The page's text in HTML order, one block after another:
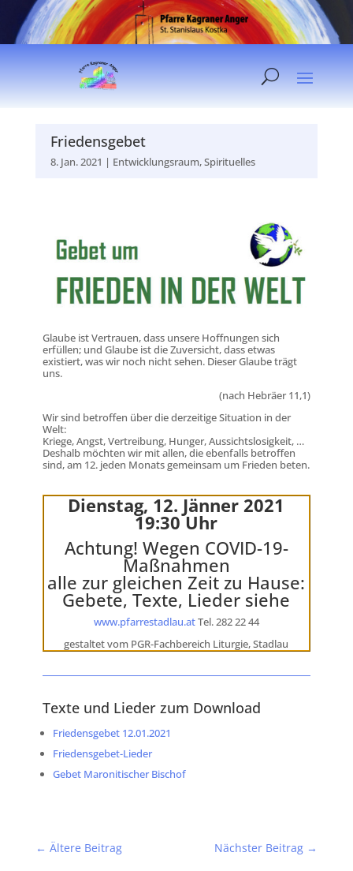
Friedensgebet
8. Jan. 2021 | Entwicklungsraum,Spirituelles
Glaube ist Vertrauen, dass unsere Hoffnungen sich
erfüllen; und Glaube ist die Zuversicht, dass etwas
existiert, was wir noch nicht sehen. Dieser Glaube trägt
uns.
(nach Hebräer 11,1)
Wir sind betroffen über die derzeitige Situation in der
Welt:
Kriege, Angst, Vertreibung, Hunger, Aussichtslosigkeit, …
Deshalb möchten wir mit allen, die ebenfalls betroffen
sind, am 12. jeden Monats gemeinsam um Frieden beten.
Dienstag, 12. Jänner 2021
19:30 Uhr
Achtung! Wegen COVID-19-
Maßnahmen
alle zur gleichen Zeit zu Hause:
Gebete, Texte, Lieder siehe
www.pfarrestadlau.atTel. 282 22 44
gestaltet vom PGR-Fachbereich Liturgie, Stadlau
Texte und Lieder zum Download
Friedensgebet 12.01.2021
Friedensgebet-Lieder
Gebet Maronitischer Bischof
← Ältere Beitrag Nächster Beitrag →